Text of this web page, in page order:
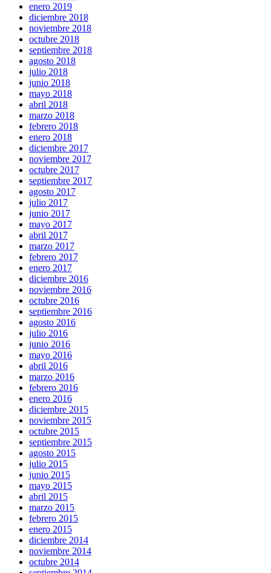
enero 2019
diciembre 2018
noviembre 2018
octubre 2018
septiembre 2018
agosto 2018
julio 2018
junio 2018
mayo 2018
abril 2018
marzo 2018
febrero 2018
enero 2018
diciembre 2017
noviembre 2017
octubre 2017
septiembre 2017
agosto 2017
julio 2017
junio 2017
mayo 2017
abril 2017
marzo 2017
febrero 2017
enero 2017
diciembre 2016
noviembre 2016
octubre 2016
septiembre 2016
agosto 2016
julio 2016
junio 2016
mayo 2016
abril 2016
marzo 2016
febrero 2016
enero 2016
diciembre 2015
noviembre 2015
octubre 2015
septiembre 2015
agosto 2015
julio 2015
junio 2015
mayo 2015
abril 2015
marzo 2015
febrero 2015
enero 2015
diciembre 2014
noviembre 2014
octubre 2014